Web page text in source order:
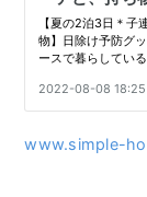
www.simple-